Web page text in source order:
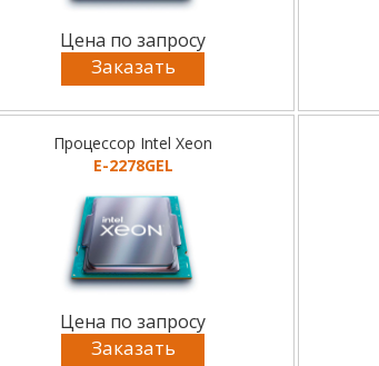
Цена по запросу
Заказать
Процессор Intel Xeon
E-2278GEL
Цена по запросу
Заказать